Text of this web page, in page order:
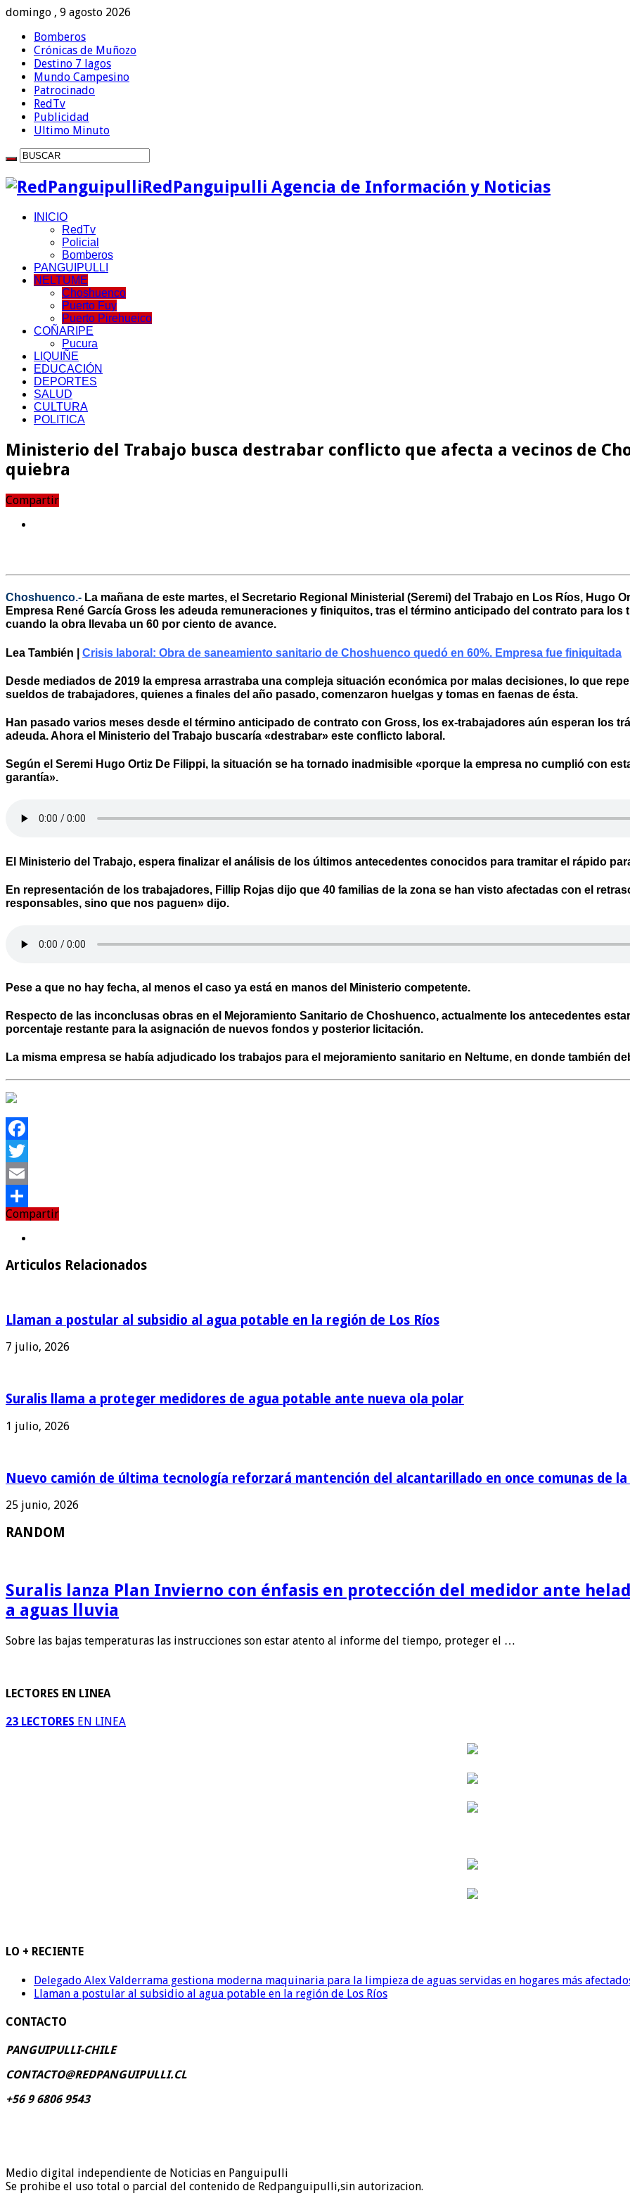
domingo , 9 agosto 2026
Bomberos
Crónicas de Muñozo
Destino 7 lagos
Mundo Campesino
Patrocinado
RedTv
Publicidad
Ultimo Minuto
RedPanguipulli Agencia de Información y Noticias
INICIO
RedTv
Policial
Bomberos
PANGUIPULLI
NELTUME
Choshuenco
Puerto Fuy
Puerto Pirehueico
COÑARIPE
Pucura
LIQUIÑE
EDUCACIÓN
DEPORTES
SALUD
CULTURA
POLITICA
Ministerio del Trabajo busca destrabar conflicto que afecta a vecinos de
quiebra
Compartir
Choshuenco.- La mañana de este martes, el Secretario Regional Ministerial (Seremi) del Trabajo en Los Ríos, Hugo
Empresa René García Gross les adeuda remuneraciones y finiquitos, tras el término anticipado del contrato para
cuando la obra llevaba un 60 por ciento de avance.
Lea También | Crisis laboral: Obra de saneamiento sanitario de Choshuenco quedó en 60%. Empresa fue finiquitada
Desde mediados de 2019 la empresa arrastraba una compleja situación económica por malas decisiones, lo que
sueldos de trabajadores, quienes a finales del año pasado, comenzaron huelgas y tomas en faenas de ésta.
Han pasado varios meses desde el término anticipado de contrato con Gross, los ex-trabajadores aún esperan los
adeuda. Ahora el Ministerio del Trabajo buscaría «destrabar» este conflicto laboral.
Según el Seremi Hugo Ortiz De Filippi, la situación se ha tornado inadmisible «porque la empresa no cumplió con
garantía».
El Ministerio del Trabajo, espera finalizar el análisis de los últimos antecedentes conocidos para tramitar el rápido
En representación de los trabajadores, Fillip Rojas dijo que 40 familias de la zona se han visto afectadas con el
responsables, sino que nos paguen» dijo.
Pese a que no hay fecha, al menos el caso ya está en manos del Ministerio competente.
Respecto de las inconclusas obras en el Mejoramiento Sanitario de Choshuenco, actualmente los antecedentes
porcentaje restante para la asignación de nuevos fondos y posterior licitación.
La misma empresa se había adjudicado los trabajos para el mejoramiento sanitario en Neltume, en donde también
Facebook
Twitter
Email
Compartir
Compartir
Articulos Relacionados
Llaman a postular al subsidio al agua potable en la región de Los Ríos
7 julio, 2026
Suralis llama a proteger medidores de agua potable ante nueva ola polar
1 julio, 2026
Nuevo camión de última tecnología reforzará mantención del alcantarillado en once comunas de la
25 junio, 2026
RANDOM
Suralis lanza Plan Invierno con énfasis en protección del medidor ante
a aguas lluvia
Sobre las bajas temperaturas las instrucciones son estar atento al informe del tiempo, proteger el …
LECTORES EN LINEA
23 LECTORES EN LINEA
LO + RECIENTE
Delegado Alex Valderrama gestiona moderna maquinaria para la limpieza de aguas servidas en hogares más
Llaman a postular al subsidio al agua potable en la región de Los Ríos
CONTACTO
PANGUIPULLI-CHILE
CONTACTO@REDPANGUIPULLI.CL
+56 9 6806 9543
Medio digital independiente de Noticias en Panguipulli
Se prohibe el uso total o parcial del contenido de Redpanguipulli,sin autorizacion.